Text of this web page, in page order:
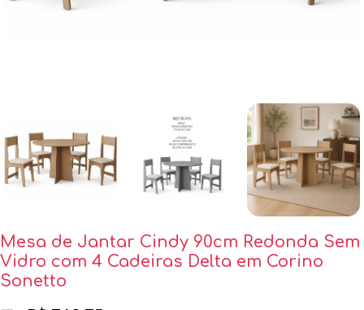
Mesa de Jantar Cindy 90cm Redonda Sem
Vidro com 4 Cadeiras Delta em Corino
Sonetto